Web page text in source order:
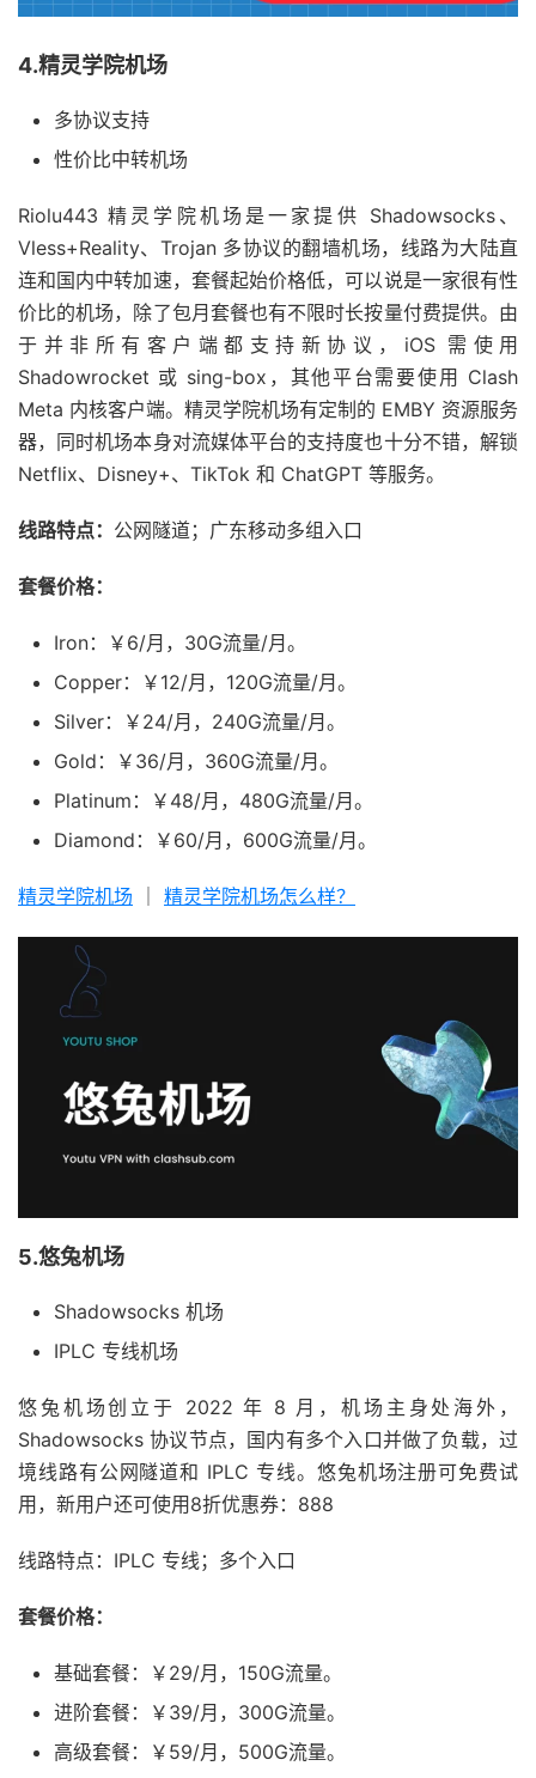
4.精灵学院机场
多协议支持
性价比中转机场
Riolu443 精灵学院机场是一家提供 Shadowsocks、
Vless+Reality、Trojan 多协议的翻墙机场，线路为大陆直
连和国内中转加速，套餐起始价格低，可以说是一家很有性
价比的机场，除了包月套餐也有不限时长按量付费提供。由
于并非所有客户端都支持新协议，iOS 需使用
Shadowrocket 或 sing-box，其他平台需要使用 Clash
Meta 内核客户端。精灵学院机场有定制的 EMBY 资源服务
器，同时机场本身对流媒体平台的支持度也十分不错，解锁
Netflix、Disney+、TikTok 和 ChatGPT 等服务。
线路特点： 公网隧道；广东移动多组入口
套餐价格：
Iron：￥6/月，30G流量/月。
Copper：￥12/月，120G流量/月。
Silver：￥24/月，240G流量/月。
Gold：￥36/月，360G流量/月。
Platinum：￥48/月，480G流量/月。
Diamond：￥60/月，600G流量/月。
精灵学院机场 精灵学院机场怎么样？
5.悠兔机场
Shadowsocks 机场
IPLC 专线机场
悠兔机场创立于 2022 年 8 月，机场主身处海外，
Shadowsocks 协议节点，国内有多个入口并做了负载，过
境线路有公网隧道和 IPLC 专线。悠兔机场注册可免费试
用，新用户还可使用8折优惠券：888
线路特点：IPLC 专线；多个入口
套餐价格：
基础套餐：￥29/月，150G流量。
进阶套餐：￥39/月，300G流量。
高级套餐：￥59/月，500G流量。